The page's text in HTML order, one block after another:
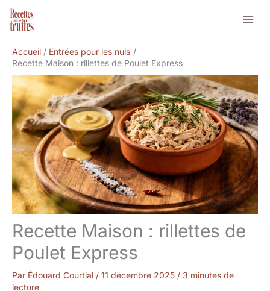
Aller
Accueil
Entrées pour les nuls
Recette Maison : rillettes de Poulet Express
Recette Maison : rillettes de
Poulet Express
Par Édouard Courtial / 11 décembre 2025 / 3 minutes de
lecture
Rechercher